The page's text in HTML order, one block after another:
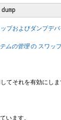
プおよびダンプデ
ムの管理の スワッ
てそれを有効にしま
います。